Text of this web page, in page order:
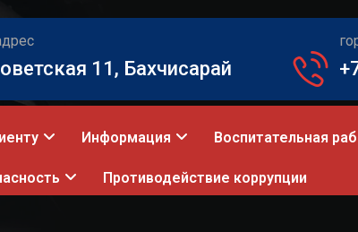
11, Бахчисарай
Информация Воспитательная
Противодействие коррупции